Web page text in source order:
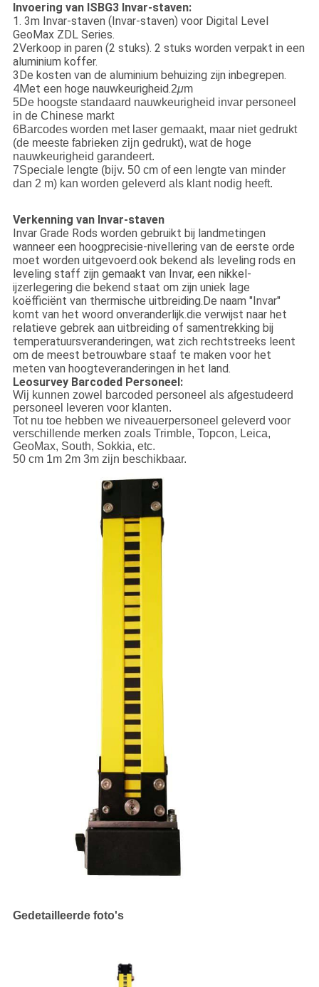
Invoering van ISBG3 Invar-staven:
1. 3m Invar-staven (Invar-staven) voor Digital Level
GeoMax ZDL Series.
2Verkoop in paren (2 stuks). 2 stuks worden verpakt in een
aluminium koffer.
3De kosten van de aluminium behuizing zijn inbegrepen.
4Met een hoge nauwkeurigheid.2μm
5De hoogste standaard nauwkeurigheid invar personeel
in de Chinese markt
6Barcodes worden met laser gemaakt, maar niet gedrukt
(de meeste fabrieken zijn gedrukt), wat de hoge
nauwkeurigheid garandeert.
7Speciale lengte (bijv. 50 cm of een lengte van minder
dan 2 m) kan worden geleverd als klant nodig heeft.
Verkenning van Invar-staven
Invar Grade Rods worden gebruikt bij landmetingen
wanneer een hoogprecisie-nivellering van de eerste orde
moet worden uitgevoerd.ook bekend als leveling rods en
leveling staff zijn gemaakt van Invar, een nikkel-
ijzerlegering die bekend staat om zijn uniek lage
koëfficiënt van thermische uitbreiding.De naam "Invar"
komt van het woord onveranderlijk.die verwijst naar het
relatieve gebrek aan uitbreiding of samentrekking bij
temperatuursveranderingen, wat zich rechtstreeks leent
om de meest betrouwbare staaf te maken voor het
meten van hoogteveranderingen in het land.
Leosurvey Barcoded Personeel:
Wij kunnen zowel barcoded personeel als afgestudeerd
personeel leveren voor klanten.
Tot nu toe hebben we niveauerpersoneel geleverd voor
verschillende merken zoals Trimble, Topcon, Leica,
GeoMax, South, Sokkia, etc.
50 cm 1m 2m 3m zijn beschikbaar.
Gedetailleerde foto's